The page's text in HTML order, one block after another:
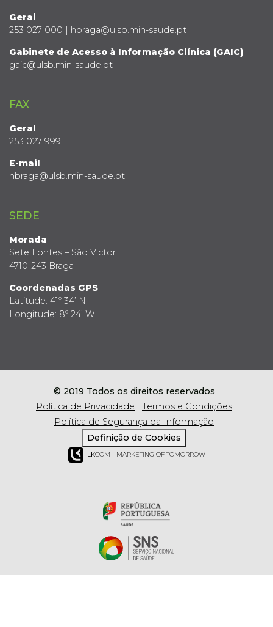
Geral
253 027 000 | hbraga@ulsb.min-saude.pt
Gabinete de Acesso à Informação Clínica (GAIC)
gaic@ulsb.min-saude.pt
FAX
Geral
253 027 999
E-mail
hbraga@ulsb.min-saude.pt
SEDE
Morada
Sete Fontes – São Victor
4710-243 Braga
Coordenadas GPS
Latitude: 41º 34’ N
Longitude: 8º 24’ W
© 2019 Todos os direitos reservados
Política de Privacidade
Termos e Condições
Política de Segurança da Informação
Definição de Cookies
LKCOM - MARKETING OF TOMORROW